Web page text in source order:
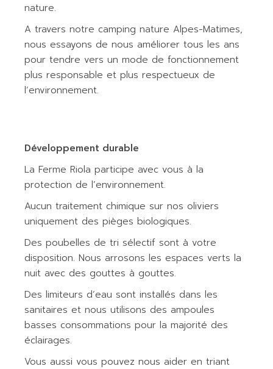
nature.
A travers notre camping nature Alpes-Matimes,
nous essayons de nous améliorer tous les ans
pour tendre vers un mode de fonctionnement
plus responsable et plus respectueux de
l’environnement.
Développement durable
La Ferme Riola participe avec vous à la
protection de l’environnement.
Aucun traitement chimique sur nos oliviers
uniquement des pièges biologiques.
Des poubelles de tri sélectif sont à votre
disposition. Nous arrosons les espaces verts la
nuit avec des gouttes à gouttes.
Des limiteurs d’eau sont installés dans les
sanitaires et nous utilisons des ampoules
basses consommations pour la majorité des
éclairages.
Vous aussi vous pouvez nous aider en triant